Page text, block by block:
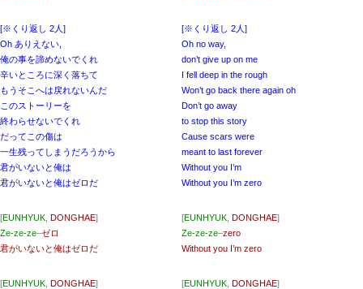
[※くり返し 2人]
Oh ありえない,
俺の事を諦めないでくれ
辛いところに深く落ちて
もうそこへは戻れないんだ
このストーリーを
終わらせないでくれ
だってこの傷は
一生残ってしまうだろうから
君がいないと俺は
君がいないと俺はゼロだ
[EUNHYUK DONGHAE]
Ze-ze-ze–ゼロ
君がいないと俺はゼロだ
[EUNHYUK DONGHAE]
[※くり返し 2人]
Oh no way,
don’t give up on me
I fеll deep in the rough
Won’t go back there again oh
Don’t go away
to stop this story
Causе scars were
meant to last forever
Without you I’m
Without you I’m zero
[EUNHYUK DONGHAE]
Ze-ze-ze–zero
Without you I’m zero
[EUNHYUK DONGHAE]